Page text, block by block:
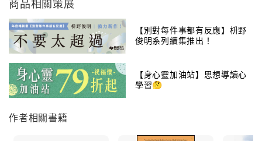
在本書中，一行禪師依循著上班族的日常作息：起床、
梳洗、吃早餐、通勤、做簡報、開會，以及一天之內輪
番生起的內在情緒：開心、煩躁、羨慕、憤怒……等
舉例來說，在吃早餐的時候，一行禪師提醒，早餐並不
得營養、培育感恩心與覺察力的機會。我們手中的一小
片麵包承載著陽光、雲彩、大地、雨水的滋養，以及麵
【別對每件事都有反應】枡野
俊明系列續集推出！
【身心靈加油站】思想導讀心
學習🤔
作者相關書籍